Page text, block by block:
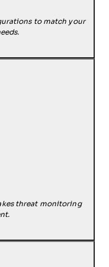
to match your
threat monitoring